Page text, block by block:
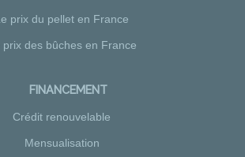
prix du pellet en France
prix des bûches en France
FINANCEMENT
Crédit renouvelable
Mensualisation